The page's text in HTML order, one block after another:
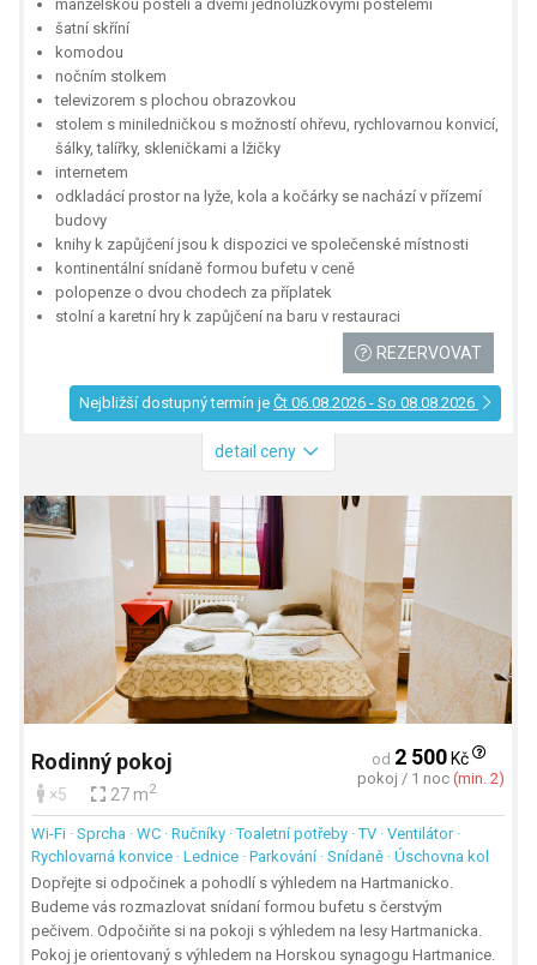
manželskou postelí a dvěmi jednolůžkovými postelemi
šatní skříní
komodou
nočním stolkem
televizorem s plochou obrazovkou
stolem s miniledničkou s možností ohřevu, rychlovarnou konvicí,
šálky, talířky, skleničkami a lžičky
internetem
odkladácí prostor na lyže, kola a kočárky se nachází v přízemí
budovy
knihy k zapůjčení jsou k dispozici ve společenské místnosti
kontinentální snídaně formou bufetu v ceně
polopenze o dvou chodech za příplatek
stolní a karetní hry k zapůjčení na baru v restauraci
REZERVOVAT
Nejbližší dostupný termín je Čt 06.08.2026 - So 08.08.2026
detail ceny
Rodinný pokoj
×5 27 m2
od 2 500Kč
pokoj / 1 noc(min. 2)
Wi-Fi · Sprcha · WC · Ručníky · Toaletní potřeby · TV · Ventilátor ·
Rychlovarná konvice · Lednice · Parkování · Snídaně · Úschovna kol
Dopřejte si odpočinek a pohodlí s výhledem na Hartmanicko.
Budeme vás rozmazlovat snídaní formou bufetu s čerstvým
pečivem. Odpočiňte si na pokoji s výhledem na lesy Hartmanicka.
Pokoj je orientovaný s výhledem na Horskou synagogu Hartmanice.